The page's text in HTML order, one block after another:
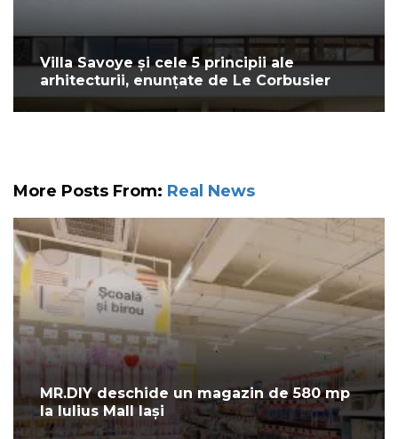
Villa Savoye și cele 5 principii ale
arhitecturii, enunțate de Le Corbusier
More Posts From: Real News
MR.DIY deschide un magazin de 580 mp
la Iulius Mall Iași